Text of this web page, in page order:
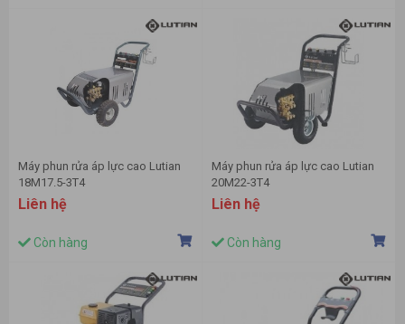
Máy phun rửa áp lực cao Lutian
18M17.5-3T4
Liên hệ
Còn hàng
Máy phun rửa áp lực cao Lutian
20M22-3T4
Liên hệ
Còn hàng